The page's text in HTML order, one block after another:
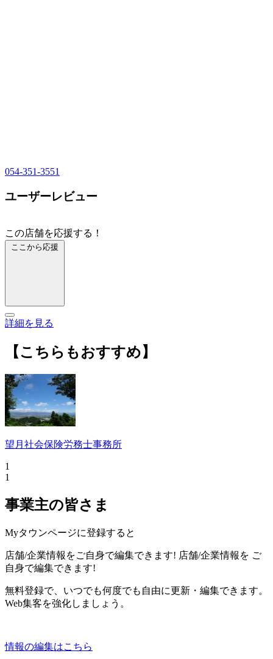
054-351-3551
ユーザーレビュー
この店舗を応援する！
ここから応援
詳細を見る
【こちらもおすすめ】
望月社会保険労務士事務所
1
1
事業主の皆さま
Myタウンページに登録すると
店舗/企業情報をご自身で編集できます! 店舗/企業情報を ご
自身で編集できます!
無料登録で、いつでも何度でも自由に更新・編集できます。
Web集客を強化しましょう。
情報の編集はこちら